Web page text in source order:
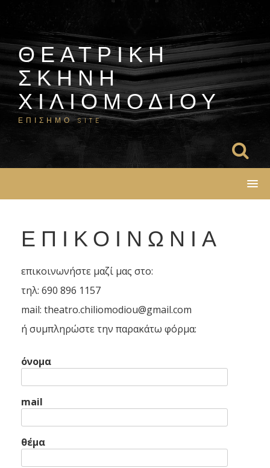
to
ΘΕΑΤΡΙΚΗ
ΣΚΗΝΗ
ΧΙΛΙΟΜΟΔΙΟΥ
ΕΠΙΣΗΜΟ SITE
ΕΠΙΚΟΙΝΩΝΙΑ
επικοινωνήστε μαζί μας στο:
τηλ: 690 896 1157
mail: theatro.chiliomodiou@gmail.com
ή συμπληρώστε την παρακάτω φόρμα:
όνομα
mail
θέμα